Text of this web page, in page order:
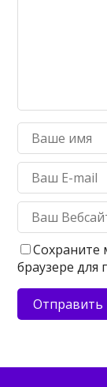
Сохраните
браузере